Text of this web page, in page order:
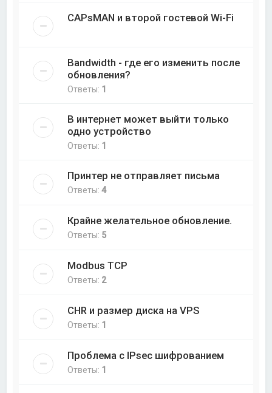
CAPsMAN и второй гостевой Wi-Fi
Bandwidth - где его изменить после
обновления?
Ответы: 1
В интернет может выйти только
одно устройство
Ответы: 1
Принтер не отправляет письма
Ответы:4
Крайне желательное обновление.
Ответы: 5
Modbus TCP
Ответы: 2
CHR и размер диска на VPS
Ответы: 1
Проблема с IPsec шифрованием
Ответы: 1